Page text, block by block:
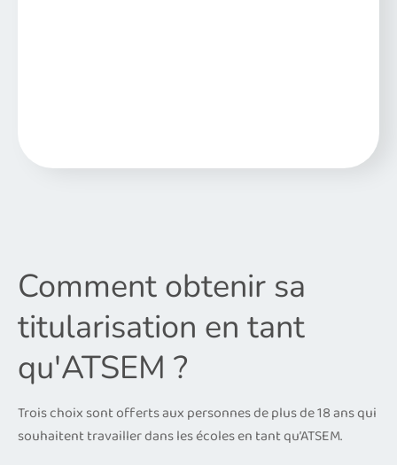
Comment obtenir sa
titularisation en tant
qu'ATSEM ?
Trois choix sont offerts aux personnes de plus de 18 ans qui
souhaitent travailler dans les écoles en tant qu’ATSEM.